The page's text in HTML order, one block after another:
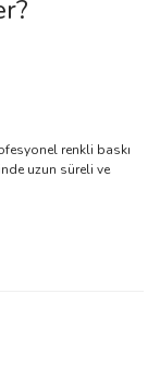
renkli baskı
uzun süreli ve
ve diğer
kullanarak